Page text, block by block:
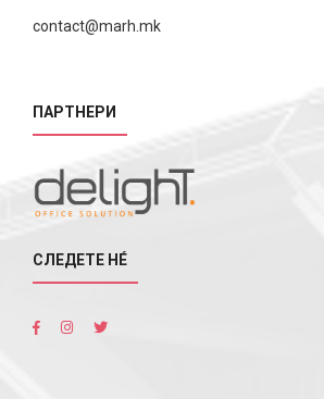
contact@marh.mk
ПАРТНЕРИ
СЛЕДЕТЕ НÉ